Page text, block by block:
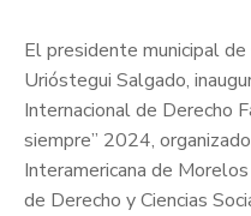
El presidente municipal de
Urióstegui Salgado,
Internacional de Derecho
siempre” 2024,
Interamericana de
de Derecho y Ciencias